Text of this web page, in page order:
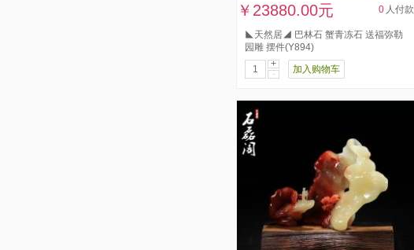
￥23880.00元 0 人付款
◣天然居◢ 巴林石 蟹青冻石 送福弥勒
园雕 摆件(Y894)
+
-
加入购物车